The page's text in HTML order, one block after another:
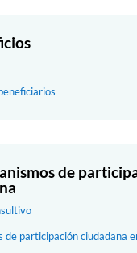
de
de participación ciudadana